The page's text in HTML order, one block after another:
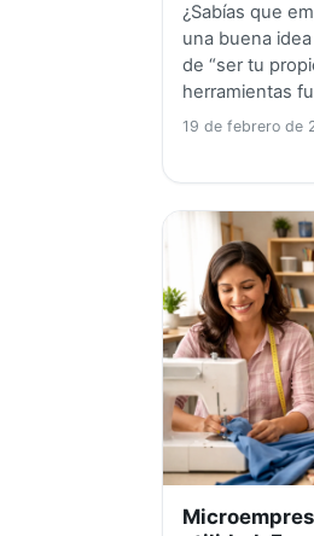
¿Sabías que
una buena
de “ser tu
herramientas
19 de febrero de